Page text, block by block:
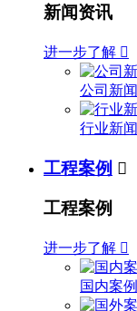
新闻资讯
进一步了解 
公司新闻
行业新闻
工程案例 
工程案例
进一步了解 
国内案例